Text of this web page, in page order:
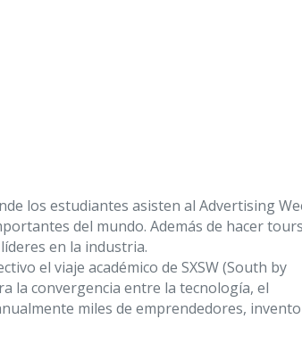
los estudiantes asisten al Advertising
del mundo. Además de hacer tours
en la industria.
el viaje académico de SXSW (South by
la convergencia entre la tecnología, el
miles de emprendedores,